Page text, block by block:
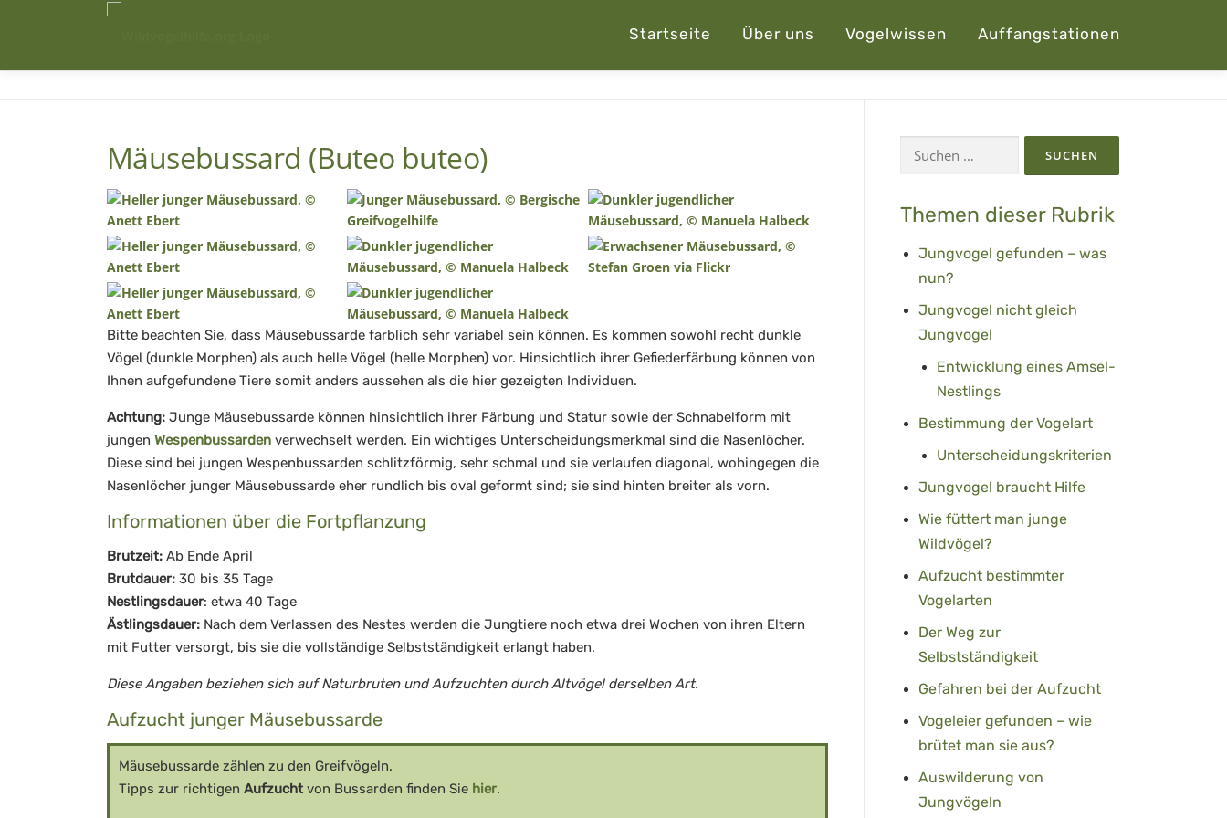
Startseite Über uns Vogelwissen Auffangstationen
Mäusebussard (Buteo buteo)
Bitte beachten Sie, dass Mäusebussarde farblich sehr variabel sein können. Es kommen sowohl recht dunkle
Vögel (dunkle Morphen) als auch helle Vögel (helle Morphen) vor. Hinsichtlich ihrer Gefiederfärbung können von
Ihnen aufgefundene Tiere somit anders aussehen als die hier gezeigten Individuen.
Achtung: Junge Mäusebussarde können hinsichtlich ihrer Färbung und Statur sowie der Schnabelform mit
jungen Wespenbussarden verwechselt werden. Ein wichtiges Unterscheidungsmerkmal sind die Nasenlöcher.
Diese sind bei jungen Wespenbussarden schlitzförmig, sehr schmal und sie verlaufen diagonal, wohingegen die
Nasenlöcher junger Mäusebussarde eher rundlich bis oval geformt sind; sie sind hinten breiter als vorn.
Informationen über die Fortpflanzung
Brutzeit: Ab Ende April
Brutdauer: 30 bis 35 Tage
Nestlingsdauer: etwa 40 Tage
Ästlingsdauer: Nach dem Verlassen des Nestes werden die Jungtiere noch etwa drei Wochen von ihren Eltern
mit Futter versorgt, bis sie die vollständige Selbstständigkeit erlangt haben.
Diese Angaben beziehen sich auf Naturbruten und Aufzuchten durch Altvögel derselben Art.
Aufzucht junger Mäusebussarde
Mäusebussarde zählen zu den Greifvögeln.
Tipps zur richtigen Aufzucht von Bussarden finden Sie hier.
nach:
Themen dieser Rubrik
Jungvogel gefunden – was
nun?
Jungvogel nicht gleich
Jungvogel
Entwicklung eines Amsel-
Nestlings
Bestimmung der Vogelart
Unterscheidungskriterien
Jungvogel braucht Hilfe
Wie füttert man junge
Wildvögel?
Aufzucht bestimmter
Vogelarten
Der Weg zur
Selbstständigkeit
Gefahren bei der Aufzucht
Vogeleier gefunden – wie
brütet man sie aus?
Auswilderung von
Jungvögeln